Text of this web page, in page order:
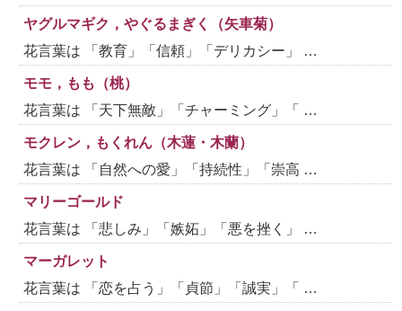
ヤグルマギク，やぐるまぎく（矢車菊）
花言葉は 「教育」「信頼」「デリカシー」 …
モモ，もも（桃）
花言葉は 「天下無敵」「チャーミング」「 …
モクレン，もくれん（木蓮・木蘭）
花言葉は 「自然への愛」「持続性」「崇高 …
マリーゴールド
花言葉は 「悲しみ」「嫉妬」「悪を挫く」 …
マーガレット
花言葉は 「恋を占う」「貞節」「誠実」「 …